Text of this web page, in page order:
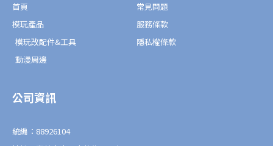
首頁
模玩產品
模玩改配件&工具
動漫周邊
常見問題
服務條款
隱私權條款
公司資訊
統編：88926104